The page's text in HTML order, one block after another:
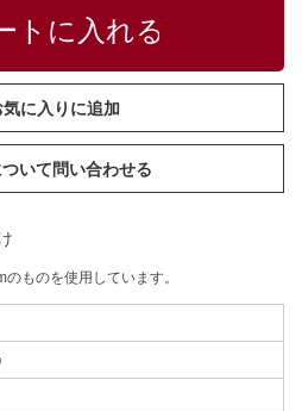
気に入りに追加
いて問い合わせる
ものを使用しています。